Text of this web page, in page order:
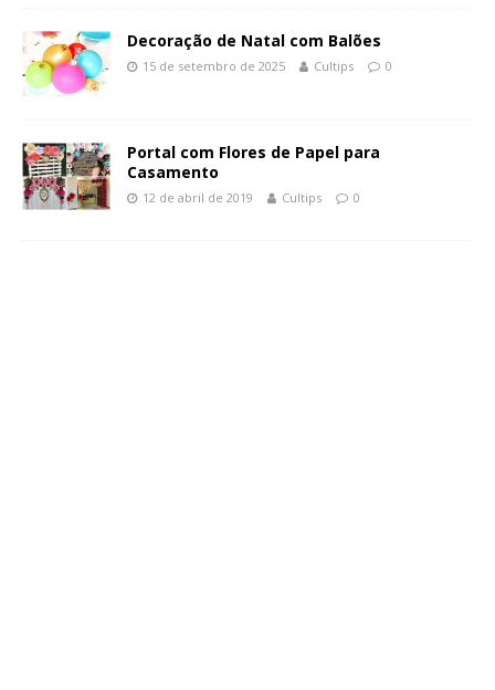
Decoração de Natal com Balões
15 de setembro de 2025 Cultips 0
Portal com Flores de Papel para
Casamento
12 de abril de 2019 Cultips 0